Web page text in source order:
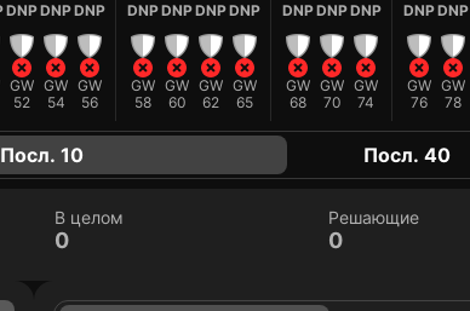
DNP
GW
52
DNP
GW
54
DNP
GW
56
DNP
GW
58
DNP
GW
60
DNP
GW
62
DNP
GW
65
DNP
GW
68
DNP
GW
70
DNP
GW
74
DNP
GW
76
DNP
GW
78
Посл. 10 Посл. 40
В целом
0
Решающие
0